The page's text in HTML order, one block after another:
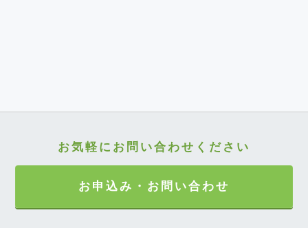
お気軽にお問い合わせください
お申込み・お問い合わせ